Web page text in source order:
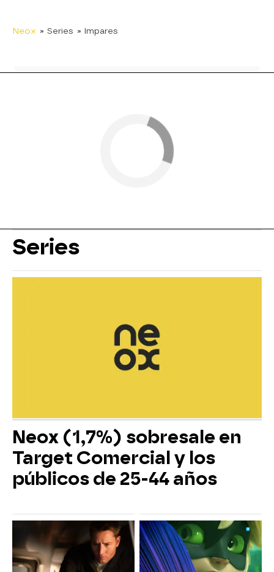
Neox » Series » Impares
Series
Neox (1,7%) sobresale en
Target Comercial y los
públicos de 25-44 años